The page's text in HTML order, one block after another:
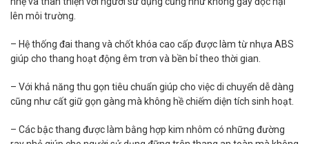
lên môi trường.
– Hệ thống đai thang và chốt khóa cao cấp được làm từ nhựa ABS
giúp cho thang hoạt động êm trơn và bền bỉ theo thời gian.
– Với khả năng thu gọn tiêu chuẩn giúp cho việc di chuyển dễ dàng
cũng như cất giữ gọn gàng mà không hề chiếm diện tích sinh hoạt.
– Các bậc thang được làm bằng hợp kim nhôm có những đường